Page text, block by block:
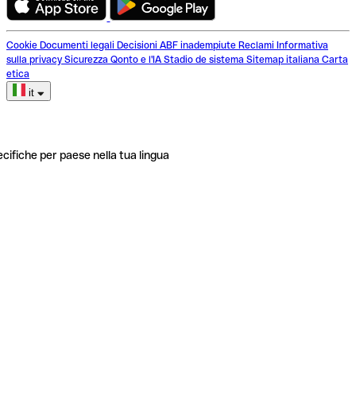
Cookie Documenti legali Decisioni ABF inadempiute Reclami Informativa
sulla privacy Sicurezza Qonto e l'IA Stadio de sistema Sitemap italiana Carta
etica
it
per paese nella tua lingua